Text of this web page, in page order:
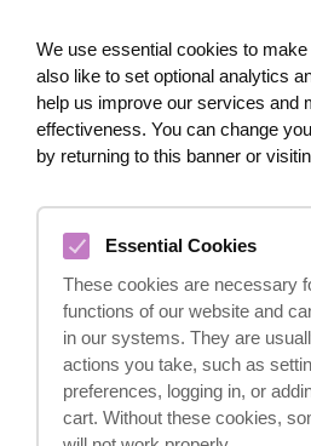
ГЛАВНАЯ
ВАША
UK:
We use essential cookies to make
also like to set optional analytics
help us improve our services and
effectiveness. You can change
by returning to this banner or
Essential Cookies
These cookies are necessary
functions of our website and
in our systems. They are
actions you take, such as
preferences, logging in, or
cart. Without these cookies,